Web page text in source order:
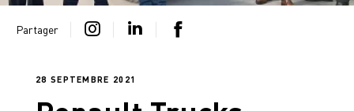
Partager
28 SEPTEMBRE 2021